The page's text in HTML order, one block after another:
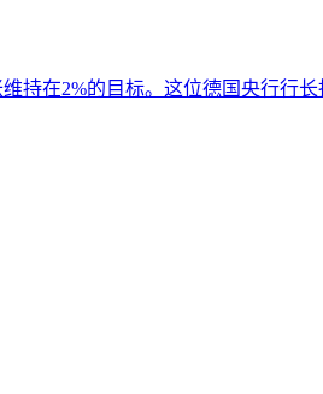
持在2%的目标。这位德国央行行